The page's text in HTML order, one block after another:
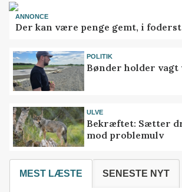
ANNONCE
Der kan være penge gemt, i
POLITIK
Bønder holder vagt
ULVE
Bekræftet: Sætter
mod problemulv
MEST LÆSTE SENESTE NYT